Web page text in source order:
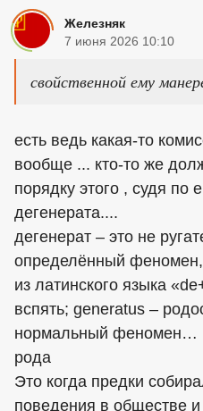
Железняк
7 июня 2026 10:10
свойственной ему
есть ведь какая-то
вообще ... кто-то же
порядку этого , судя по
дегенерата....
дегенерат – это не
определённый
из латинского языка
вспять; generatus –
нормальный феномен…
рода
Это когда предки
поведения в обществе